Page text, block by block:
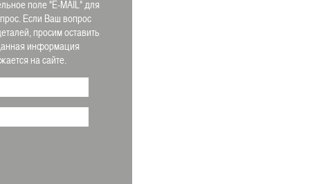
поле "E-MAIL" для
Если Ваш вопрос
просим оставить
информация
на сайте.